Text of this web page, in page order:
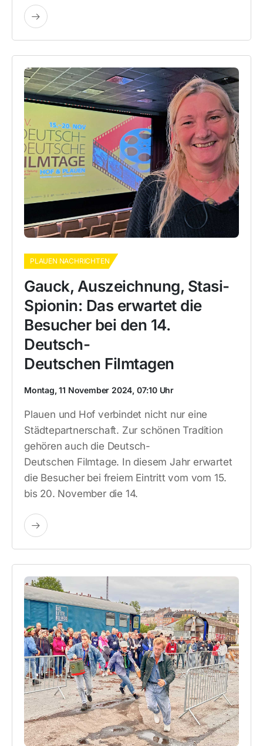
PLAUEN NACHRICHTEN
Gauck, Auszeichnung, Stasi-
Spionin: Das erwartet die
Besucher bei den 14.
Deutsch-
Deutschen Filmtagen
Montag, 11 November 2024, 07:10 Uhr
Plauen und Hof verbindet nicht nur eine
Städtepartnerschaft. Zur schönen Tradition
gehören auch die Deutsch-
Deutschen Filmtage. In diesem Jahr erwartet
die Besucher bei freiem Eintritt vom vom 15.
bis 20. November die 14.